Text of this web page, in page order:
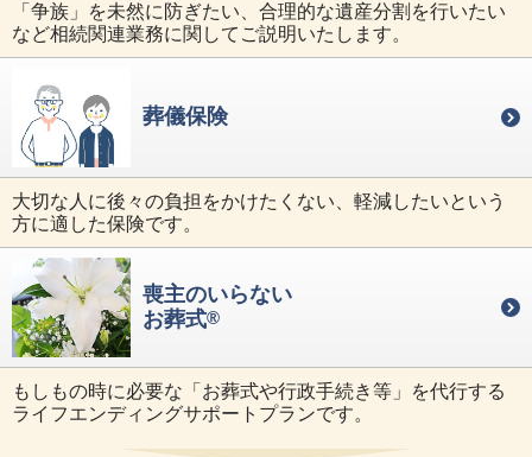
「争族」を未然に防ぎたい、合理的な遺産分割を行いたい
など相続関連業務に関してご説明いたします。
葬儀保険
大切な人に後々の負担をかけたくない、軽減したいという
方に適した保険です。
喪主のいらない
お葬式®
もしもの時に必要な「お葬式や行政手続き等」を代行する
ライフエンディングサポートプランです。